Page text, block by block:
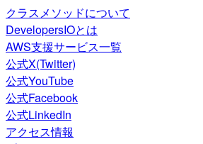
クラスメソッドについて
DevelopersIOとは
AWS支援サービス一覧
公式X(Twitter)
公式YouTube
公式Facebook
公式LinkedIn
アクセス情報